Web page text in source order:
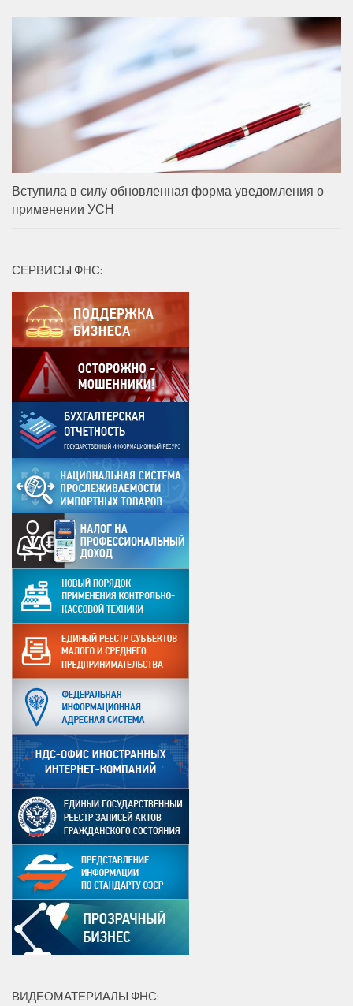
Вступила в силу обновленная форма уведомления о
применении УСН
СЕРВИСЫ ФНС:
ВИДЕОМАТЕРИАЛЫ ФНС: